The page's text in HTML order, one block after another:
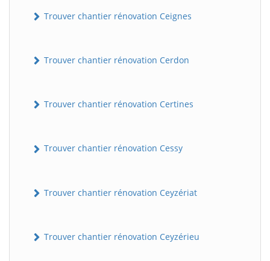
Trouver chantier rénovation Ceignes
Trouver chantier rénovation Cerdon
Trouver chantier rénovation Certines
Trouver chantier rénovation Cessy
Trouver chantier rénovation Ceyzériat
Trouver chantier rénovation Ceyzérieu